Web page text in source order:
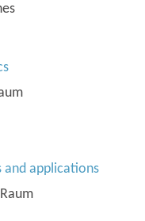
and applications